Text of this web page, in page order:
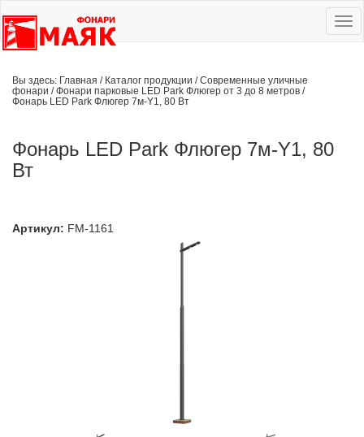
Вы здесь: Главная / Каталог продукции /Современные уличные
фонари /Фонари парковые LED Park Флюгер от 3 до 8 метров /
Фонарь LED Park Флюгер 7м-Y1, 80 Вт
Фонарь LED Park Флюгер 7м-Y1, 80
Вт
Артикул: FM-1161